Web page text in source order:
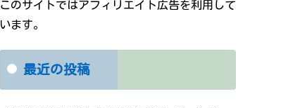
このサイトではアフィリエイト広告を利用して
います。
最近の投稿